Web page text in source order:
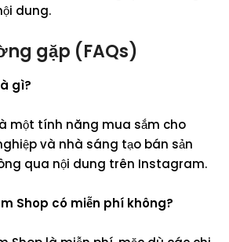
dung.
gặp (FAQs)
gì?
một tính năng mua sắm cho
và nhà sáng tạo bán sản
qua nội dung trên Instagram.
Shop có miễn phí không?